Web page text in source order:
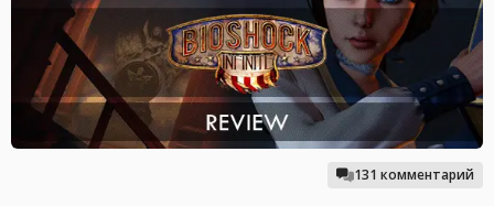
131 комментарий